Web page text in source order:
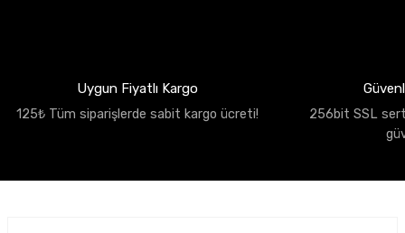
Uygun Fiyatlı Kargo
125₺ Tüm siparişlerde sabit kargo ücreti!
256bit SSL